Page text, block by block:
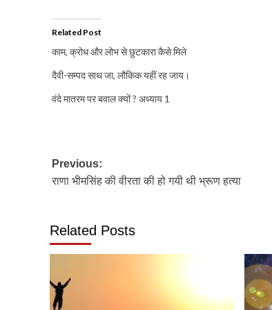
Related Post
काम, क्रोध और लोभ से छुटकारा कैसे मिले
दैवी-सम्पद साथ जा, लौकिक यहीं रह जाय।
वंदे मातरम पर बवाल क्यों ? अध्याय 1
Post
navigation
Previous:
राणा भीमसिंह की वीरता की हो गयी थी भ्रूण हत्या
Related Posts